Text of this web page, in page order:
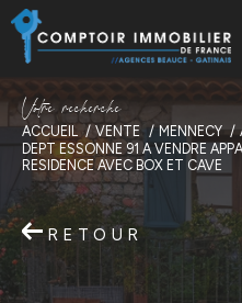
Votre recherche
ACCUEIL VENTE MENNECY
DEPT ESSONNE 91 A VENDRE
RESIDENCE AVEC BOX ET CAVE
RETOUR